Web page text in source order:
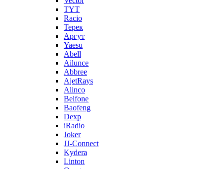
TYT
Racio
Терек
Аргут
Yaesu
Abell
Ailunce
Abbree
AjetRays
Alinco
Belfone
Baofeng
Dexp
iRadio
Joker
JJ-Connect
Kydera
Linton